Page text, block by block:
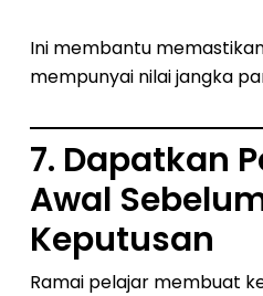
Ini membantu
mempunyai nilai jangka
7. Dapatkan
Awal
Keputusan
Ramai pelajar membuat